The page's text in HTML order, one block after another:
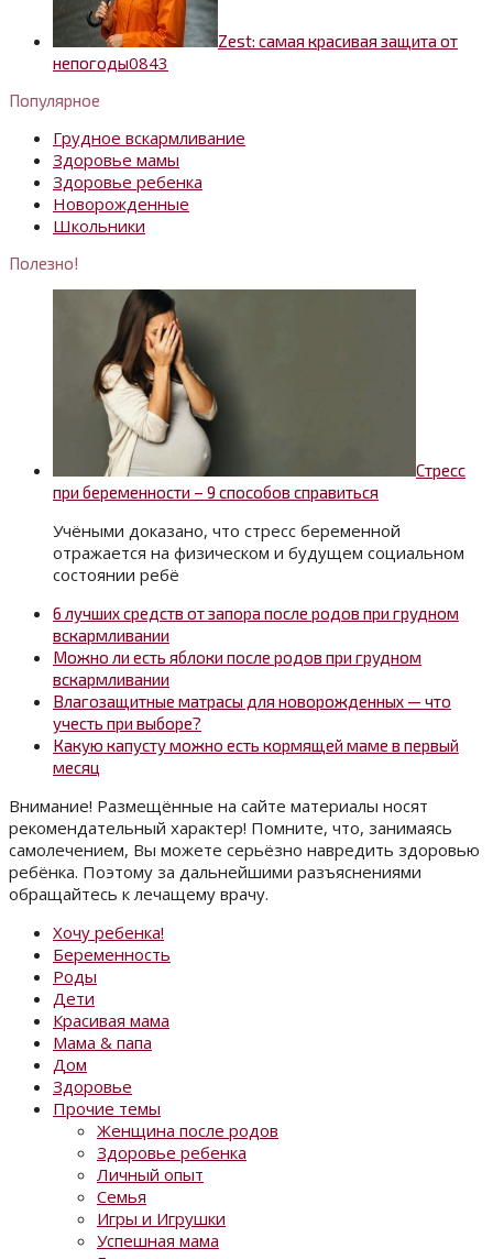
Zest: самая красивая защита от
непогоды0843
Популярное
Грудное вскармливание
Здоровье мамы
Здоровье ребенка
Новорожденные
Школьники
Полезно!
Стресс
при беременности – 9 способов справиться
Учёными доказано, что стресс беременной
отражается на физическом и будущем социальном
состоянии ребё
6 лучших средств от запора после родов при грудном
вскармливании
Можно ли есть яблоки после родов при грудном
вскармливании
Влагозащитные матрасы для новорожденных — что
учесть при выборе?
Какую капусту можно есть кормящей маме в первый
месяц
Внимание! Размещённые на сайте материалы носят
рекомендательный характер! Помните, что, занимаясь
самолечением, Вы можете серьёзно навредить здоровью
ребёнка. Поэтому за дальнейшими разъяснениями
обращайтесь к лечащему врачу.
Хочу ребенка!
Беременность
Роды
Дети
Красивая мама
Мама & папа
Дом
Здоровье
Прочие темы
Женщина после родов
Здоровье ребенка
Личный опыт
Семья
Игры и Игрушки
Успешная мама